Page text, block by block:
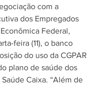
dos Empregados
Federal,
feira (11), o banco
do uso da CGPAR
plano de saúde dos
Caixa. “Além de